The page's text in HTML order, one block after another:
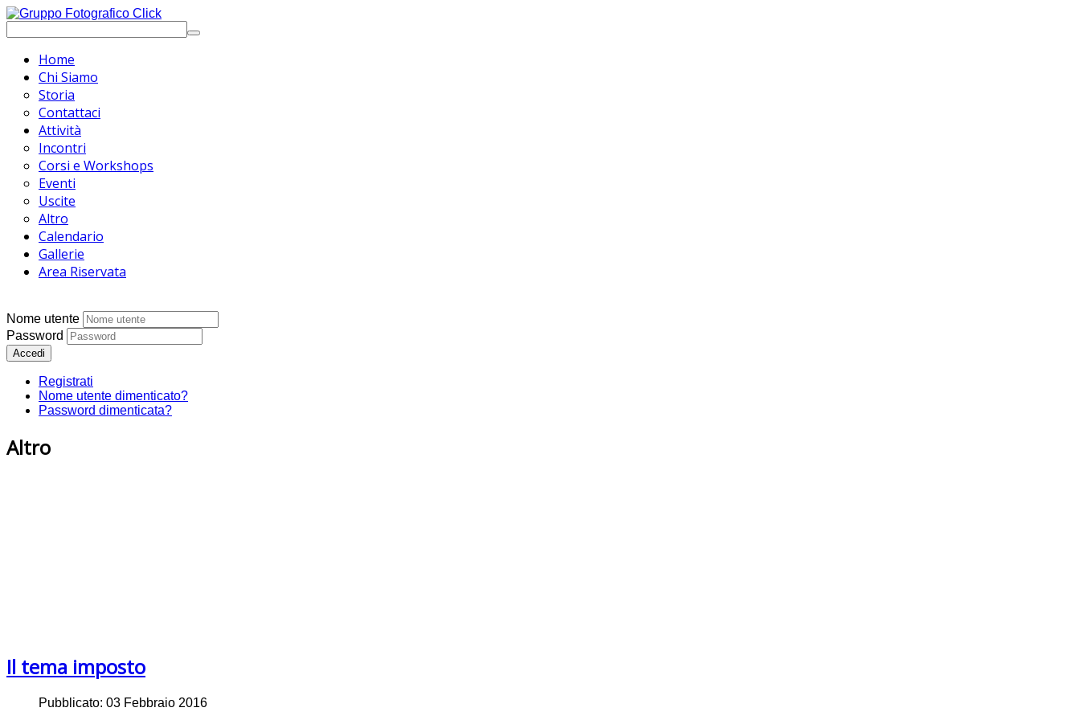
Home
Chi Siamo
Storia
Contattaci
Attività
Incontri
Corsi e Workshops
Eventi
Uscite
Altro
Calendario
Gallerie
Area Riservata
Nome utente
Password
Accedi
Registrati
Nome utente dimenticato?
Password dimenticata?
Altro
Il tema imposto
Pubblicato: 03 Febbraio 2016